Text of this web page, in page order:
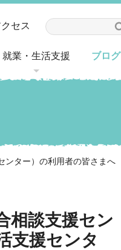
セス
就業・生活支援 ブログ
ンター）の利用者の皆さまへ
相談支援セン
支援センタ